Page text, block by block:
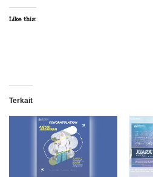
Like this:
Terkait